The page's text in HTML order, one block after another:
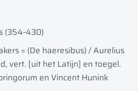
(354-430)
= (De haeresibus) / Aurelius
vert. [uit het Latijn] en toegel.
en Vincent Hunink